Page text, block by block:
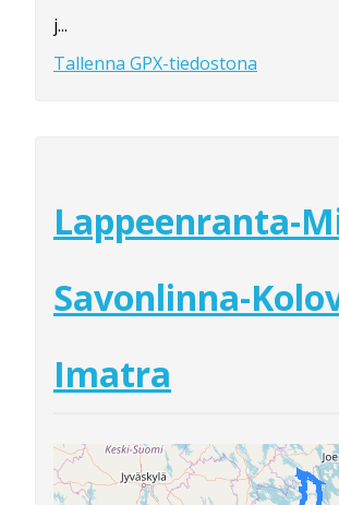
j...
Tallenna GPX-tiedostona
Lappeenranta-
Savonlinna-
Imatra